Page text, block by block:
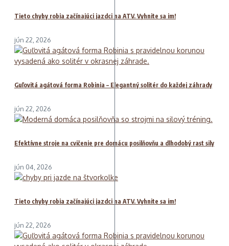
Tieto chyby robia začínajúci jazdci na ATV. Vyhnite sa im!
jún 22, 2026
Guľovitá agátová forma Robinia – Elegantný solitér do každej záhrady
jún 22, 2026
Efektívne stroje na cvičenie pre domácu posilňovňu a dlhodobý rast sily
jún 04, 2026
Tieto chyby robia začínajúci jazdci na ATV. Vyhnite sa im!
jún 22, 2026